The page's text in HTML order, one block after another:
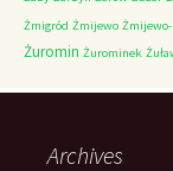
Żmigród Żmijewo
Żuromin Żurominek
Archives